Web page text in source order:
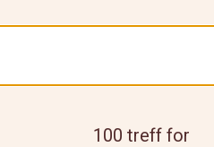
100 treff for